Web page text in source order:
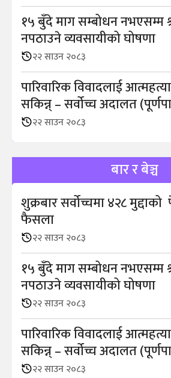
१५ बुँदे माग सम्बोधन नभएसम्म
नपठाउने व्यवसायीको घोषणा
२२ साउन २०८३
पारिवारिक विवादलाई
सकिन्न् – सर्वोच्च अदालत
२२ साउन २०८३
बार र बेञ्च
शुक्रबार सर्वोच्चमा ४२८
फैसला
२२ साउन २०८३
१५ बुँदे माग सम्बोधन नभएसम्म
नपठाउने व्यवसायीको घोषणा
२२ साउन २०८३
पारिवारिक विवादलाई
सकिन्न् – सर्वोच्च अदालत
२२ साउन २०८३